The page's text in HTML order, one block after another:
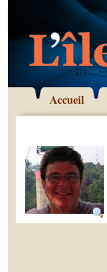
Accueil